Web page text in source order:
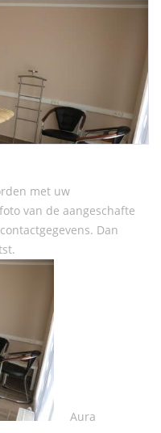
met uw
van de aangeschafte
Dan
Aura